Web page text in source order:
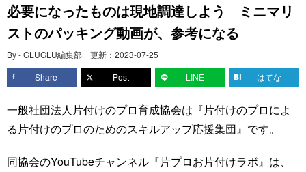
必要になったものは現地調達しよう ミニマリ
ストのパッキング動画が、参考になる
By - GLUGLU編集部 更新： 2023-07-25
Share
Post LINE はてな
一般社団法人片付けのプロ育成協会は『片付けのプロによ
る片付けのプロのためのスキルアップ応援集団』です。
同協会のYouTubeチャンネル『片プロお片付けラボ』は、